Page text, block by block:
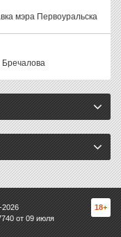
мэра Первоуральска
Бречалова
2026
от 09 июля
18+